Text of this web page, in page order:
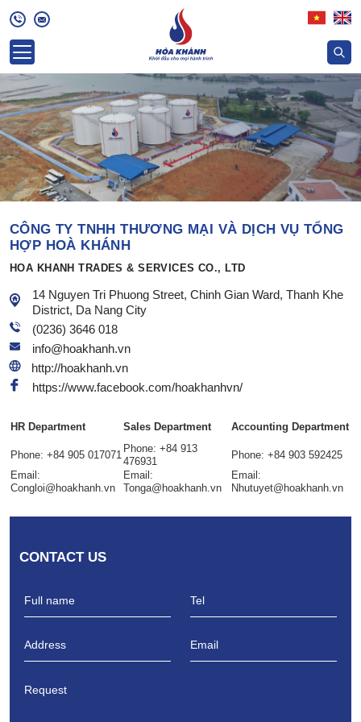
CÔNG TY TNHH THƯƠNG MẠI VÀ DỊCH VỤ TỔNG
HỢP HOÀ KHÁNH
HOA KHANH TRADES & SERVICES CO., LTD
14 Nguyen Tri Phuong Street, Chinh Gian Ward, Thanh Khe
District, Da Nang City
(0236) 3646 018
info@hoakhanh.vn
http://hoakhanh.vn
https://www.facebook.com/hoakhanhvn/
HR Department Sales Department Accounting Department
Phone: +84 905 017071
Phone: +84 913
476931
Phone: +84 903 592425
Email:
Congloi@hoakhanh.vn
Email:
Tonga@hoakhanh.vn
Email:
Nhutuyet@hoakhanh.vn
CONTACT US